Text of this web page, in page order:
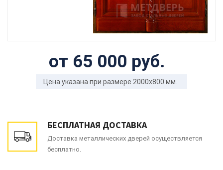
от 65 000 руб.
Цена указана при размере 2000x800 мм.
БЕСПЛАТНАЯ ДОСТАВКА
Доставка металлических дверей осуществляется
бесплатно.